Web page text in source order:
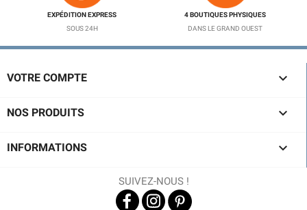
EXPÉDITION EXPRESS
SOUS 24H
4 BOUTIQUES PHYSIQUES
DANS LE GRAND OUEST
VOTRE COMPTE 
NOS PRODUITS 
INFORMATIONS 
SUIVEZ-NOUS !